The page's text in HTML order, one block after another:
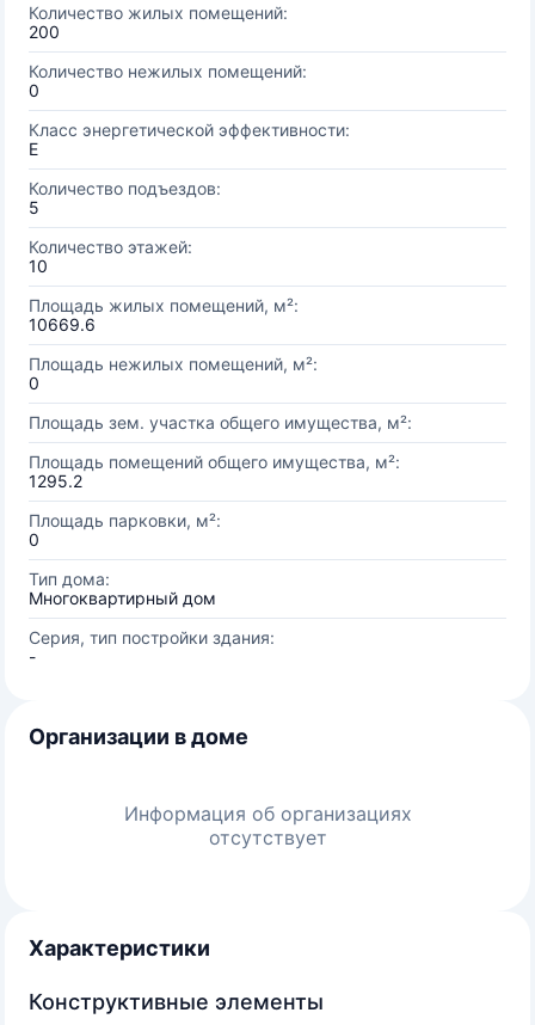
Количество жилых помещений:
200
Количество нежилых помещений:
0
Класс энергетической эффективности:
E
Количество подъездов:
5
Количество этажей:
10
Площадь жилых помещений, м²:
10669.6
Площадь нежилых помещений, м²:
0
Площадь зем. участка общего имущества, м²:
Площадь помещений общего имущества, м²:
1295.2
Площадь парковки, м²:
0
Тип дома:
Многоквартирный дом
Серия, тип постройки здания:
-
Организации в доме
Информация об организациях
отсутствует
Характеристики
Конструктивные элементы